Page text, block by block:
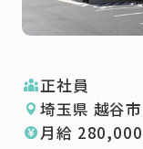
正社員
埼玉県 越谷市
月給 280,000